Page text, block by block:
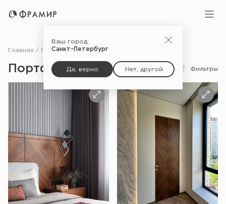
Ваш город:
Санкт-Петербург
Да, верно Нет, другой
Главная Портфолио
Портфолио Фильтры